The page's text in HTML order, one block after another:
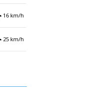
16 km/h
25 km/h